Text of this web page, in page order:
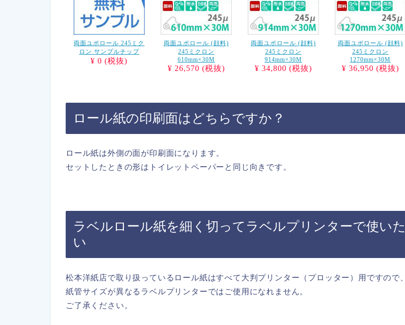
両面ユポロール 245ミク
ロン サンプルチップ
¥ 0 (税抜)
両面ユポロール (顔料)
245ミクロン
610mm×30M
¥ 26,570 (税抜)
両面ユポロール (顔料)
245ミクロン
914mm×30M
¥ 34,800 (税抜)
両面ユポロール (顔料)
245ミクロン
1270mm×30M
¥ 36,950 (税抜)
ロール紙の印刷面はどちらですか？
ロール紙は外側の面が印刷面になります。
セットしたときの形はトイレットペーパーと同じ向きです。
ラベルロール紙を細く切ってラベルプリンターで使いた
い
松本洋紙店で取り扱っているロール紙はすべて大判プリンター（プロッター）用ですので、
紙管サイズが異なるラベルプリンターではご使用になれません。
ご了承ください。